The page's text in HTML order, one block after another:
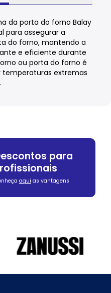
da porta do forno Balay
para assegurar a
do forno, mantendo a
e eficiente durante
ou porta do forno é
temperaturas extremas
para
aqui as vantagens